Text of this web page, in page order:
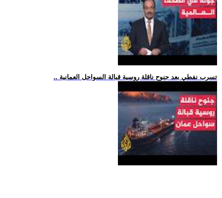
.. تسرب نفطي بعد جنوح ناقلة روسية قبالة السواحل العمانية